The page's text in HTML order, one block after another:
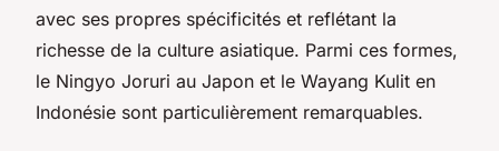
avec ses propres spécificités et reflétant la
richesse de la culture asiatique. Parmi ces formes,
le Ningyo Joruri au Japon et le Wayang Kulit en
Indonésie sont particulièrement remarquables.